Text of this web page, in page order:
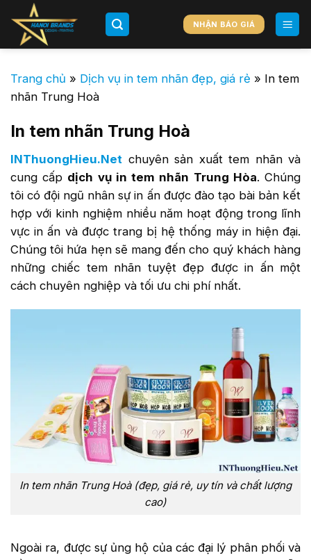
Chuyển
đến
NHẬN BÁO GIÁ
Trang chủ » Dịch vụ in tem nhãn đẹp, giá rẻ » In tem
nhãn Trung Hoà
In tem nhãn Trung Hoà
INThuongHieu.Net chuyên sản xuất tem nhãn và
cung cấp dịch vụ in tem nhãn Trung Hòa. Chúng
tôi có đội ngũ nhân sự in ấn được đào tạo bài bản kết
hợp với kinh nghiệm nhiều năm hoạt động trong lĩnh
vực in ấn và được trang bị hệ thống máy in hiện đại.
Chúng tôi hứa hẹn sẽ mang đến cho quý khách hàng
những chiếc tem nhãn tuyệt đẹp được in ấn một
cách chuyên nghiệp và tối ưu chi phí nhất.
In tem nhãn Trung Hoà (đẹp, giá rẻ, uy tín và chất lượng
cao)
Ngoài ra, được sự ủng hộ của các đại lý phân phối và